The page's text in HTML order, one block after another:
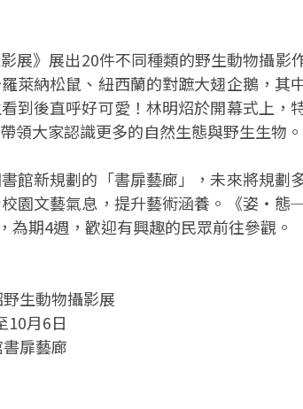
展》展出20件不同種類的野生動物攝影
萊納松鼠、紐西蘭的對蹠大翅企鵝，其
到後直呼好可愛！林明炤於開幕式上，
領大家認識更多的自然生態與野生生物。
館新規劃的「書扉藝廊」，未來將規劃
園文藝氣息，提升藝術涵養。《姿‧態
為期4週，歡迎有興趣的民眾前往參觀。
生動物攝影展
10月6日
扉藝廊